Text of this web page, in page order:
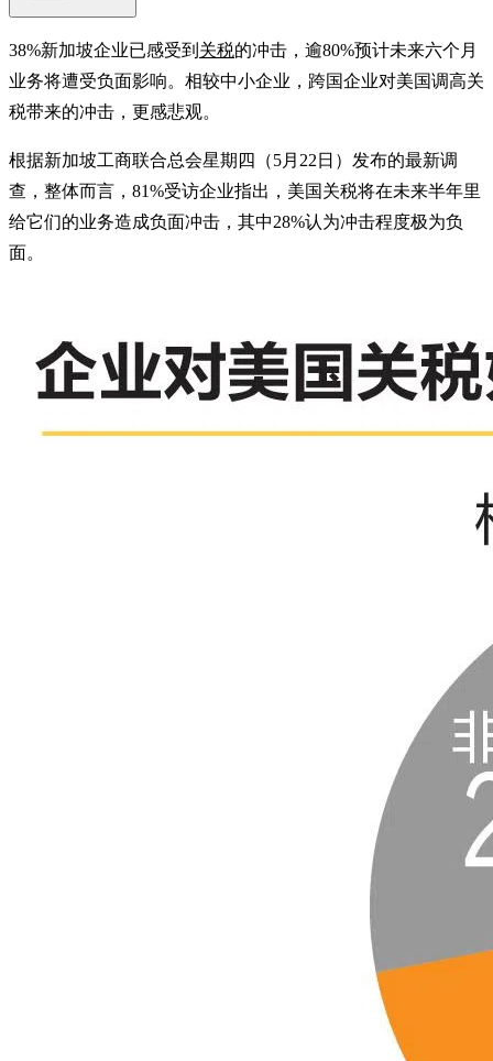
38%新加坡企业已感受到 关税的冲击，逾80%预计未来六个月
业务将遭受负面影响。相较中小企业，跨国企业对美国调高关
税带来的冲击，更感悲观。
根据新加坡工商联合总会星期四（5月22日）发布的最新调
查，整体而言，81%受访企业指出，美国关税将在未来半年里
给它们的业务造成负面冲击，其中28%认为冲击程度极为负
面。